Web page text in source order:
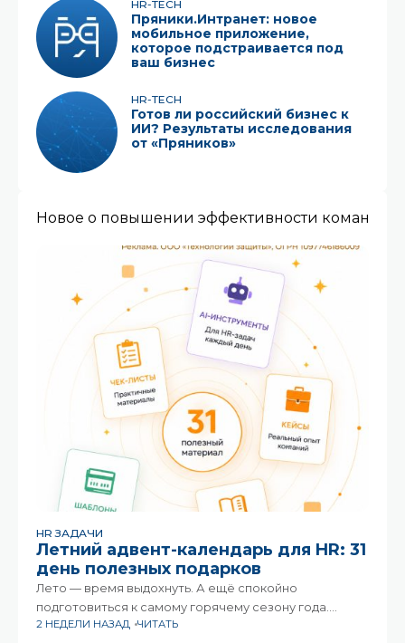
HR-TECH
Пряники.Интранет: новое
мобильное приложение,
которое подстраивается под
ваш бизнес
HR-TECH
Готов ли российский бизнес к
ИИ? Результаты исследования
от «Пряников»
Новое о повышении эффективности команды
HR ЗАДАЧИ
Летний адвент-календарь для HR: 31
день полезных подарков
Лето — время выдохнуть. А ещё спокойно
подготовиться к самому горячему сезону года.
Сентябрь для HR традиционно про десятки и сотни
2 НЕДЕЛИ НАЗАД ЧИТАТЬ